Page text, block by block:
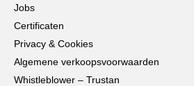
Jobs
Certificaten
Privacy & Cookies
Algemene verkoopsvoorwaarden
Whistleblower – Trustan